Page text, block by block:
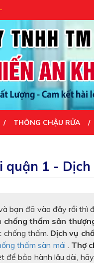
KHÁCH ĐÃ ĐẾN VỚI
THÔNG CHẬU RỬA
1 -
bạn đã vào đây rồi thì
chống thấm sân
thấm. Dịch vụ
thấm sàn mái Thợ
bảo hành lâu dài,